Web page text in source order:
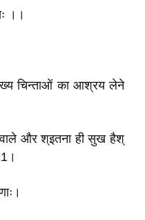
।।
चिन्ताओं का आश्रय लेने
वाले और श्इतना ही सुख हैश्